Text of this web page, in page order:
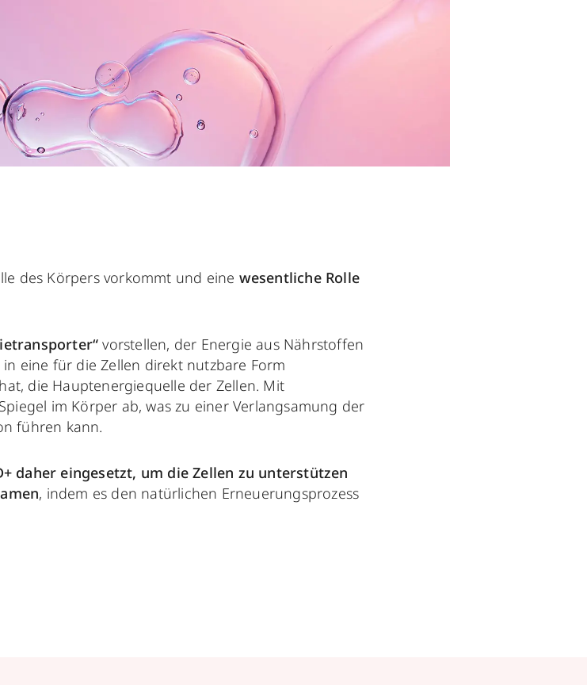
des Körpers vorkommt und eine wesentliche Rolle
vorstellen, der Energie aus Nährstoffen
eine für die Zellen direkt nutzbare Form
die Hauptenergiequelle der Zellen. Mit
im Körper ab, was zu einer Verlangsamung der
führen kann.
daher eingesetzt, um die Zellen zu unterstützen
, indem es den natürlichen Erneuerungsprozess